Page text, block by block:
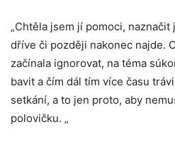
„Chtěla jsem jí pomoci,
dříve či později nakonec najde.
začínala ignorovat, na téma
bavit a čím dál tím více času
setkání, a to jen proto, aby
polovičku. „